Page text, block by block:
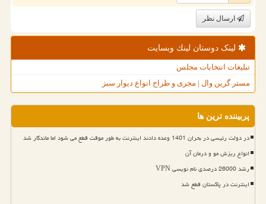
ارسال نظر
لینک دوستان لینك وبسایت
تبلیغات انتخابات مجلس
مستر گرین وال | مجری و طراح انواع دیوار سبز
پربیننده ترین ها
در دولت رئیسی در بحران 1401 وعده دادند اینترنت به طور موقت قطع می شود اما ماندگار شد
انواع ریزش مو و درمان آن
رشد 26000 درصدی نام نویسی VPN
اینترنت در پاکستان قطع شد